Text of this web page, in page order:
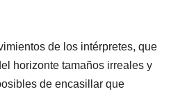
de los intérpretes, que
horizonte tamaños irreales y
de encasillar que